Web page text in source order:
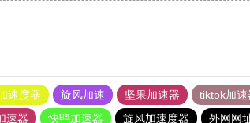
速度器 旋风加速 坚果加速器 tiktok加速
速器 快鸭加速器 旋风加速度器 外网网